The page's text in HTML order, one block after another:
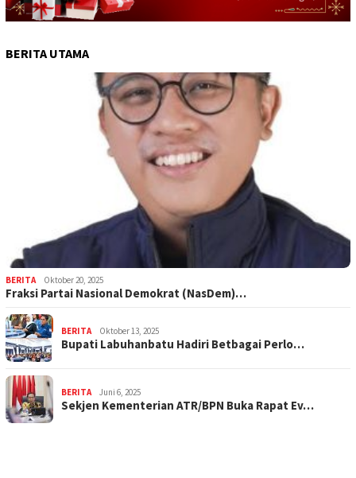
BERITA UTAMA
BERITA Oktober 20, 2025
Fraksi Partai Nasional Demokrat (NasDem)…
BERITA Oktober 13, 2025
Bupati Labuhanbatu Hadiri Betbagai Perlo…
BERITA Juni 6, 2025
Sekjen Kementerian ATR/BPN Buka Rapat Ev…